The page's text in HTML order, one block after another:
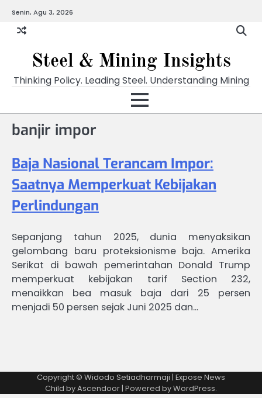
content
Senin, Agu 3, 2026
Steel & Mining Insights
Thinking Policy. Leading Steel. Understanding Mining
banjir impor
Baja Nasional Terancam Impor:
Saatnya Memperkuat Kebijakan
Perlindungan
Sepanjang tahun 2025, dunia menyaksikan
gelombang baru proteksionisme baja. Amerika
Serikat di bawah pemerintahan Donald Trump
memperkuat kebijakan tarif Section 232,
menaikkan bea masuk baja dari 25 persen
menjadi 50 persen sejak Juni 2025 dan…
Copyright © Widodo Setiadharmaji | Expose News
Child byAscendoor| Powered byWordPress.